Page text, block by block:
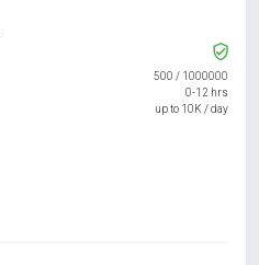
500 / 1000000
0-12 hrs
up to 10K / day